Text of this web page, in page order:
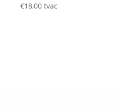
€18,00 tvac